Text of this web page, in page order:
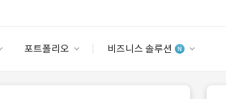
포트폴리오 비즈니스 솔루션